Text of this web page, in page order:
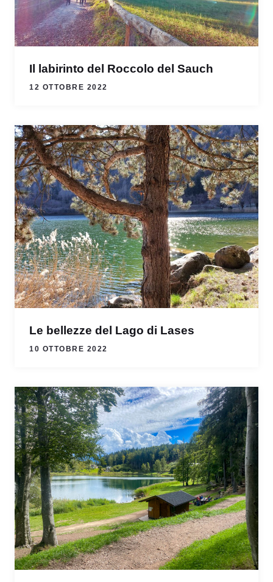
Il labirinto del Roccolo del Sauch
12 OTTOBRE 2022
Le bellezze del Lago di Lases
10 OTTOBRE 2022